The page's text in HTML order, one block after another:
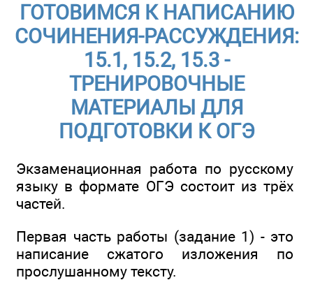
ГОТОВИМСЯ К НАПИСАНИЮ
СОЧИНЕНИЯ-РАССУЖДЕНИЯ:
15.1, 15.2, 15.3 -
ТРЕНИРОВОЧНЫЕ
МАТЕРИАЛЫ ДЛЯ
ПОДГОТОВКИ К ОГЭ
Экзаменационная работа по русскому
языку в формате ОГЭ состоит из трёх
частей.
Первая часть работы (задание 1) - это
написание сжатого изложения по
прослушанному тексту.